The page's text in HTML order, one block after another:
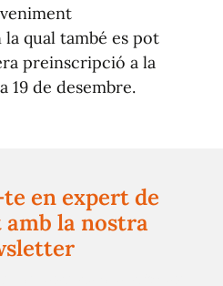
qual també es pot
preinscripció a la
19 de desembre.
en expert de
la nostra